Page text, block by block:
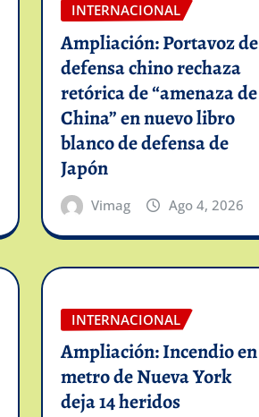
INTERNACIONAL
Ampliación: Portavoz de
defensa chino rechaza
retórica de “amenaza de
China” en nuevo libro
blanco de defensa de
Japón
Vimag Ago 4, 2026
INTERNACIONAL
Ampliación: Incendio en
metro de Nueva York
deja 14 heridos